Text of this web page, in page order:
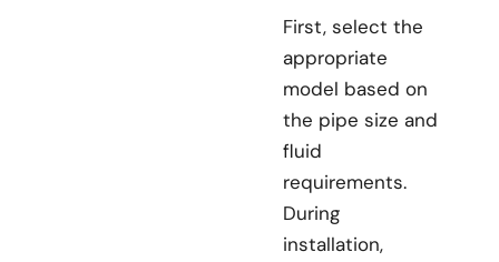
First, select the
appropriate
model based on
the pipe size and
fluid
requirements.
During
installation,